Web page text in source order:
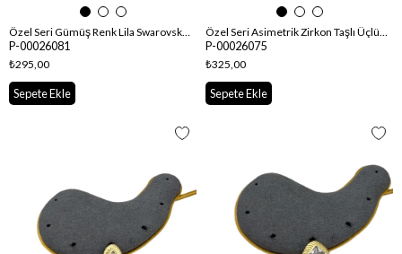
Özel Seri Gümüş Renk Lila Swarovski Taşlı Yonca Küpe
P-00026081
₺295,00
Sepete Ekle
Özel Seri Asimetrik Zirkon Taşlı Üçlü Görünüm Tasarım Küpe
P-00026075
₺325,00
Sepete Ekle